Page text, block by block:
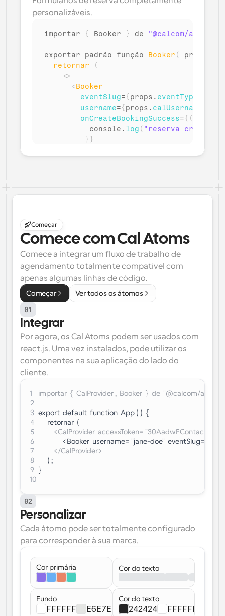
personalizáveis.
importar { Booker } de "@calcom/atoms"
exportar padrão função Booker ( props
retornar
(
<>
<Booker
eventSlug={ props . eventTypeSlug
username={ props . calUsername
onCreateBookingSuccess={ (
console . log ( "reserva criada
} }
Começar
Comece com Cal Atoms
Comece a integrar um fluxo de trabalho de
agendamento totalmente compatível com
apenas algumas linhas de código.
Começar Ver todos os átomos
01
Integrar
Por agora, os Cal Atoms podem ser usados com
react.js. Uma vez instalados, pode utilizar os
componentes na sua aplicação do lado do
cliente.
1
importar  {  CalProvider ,  Booker  }  de  "@calcom/atoms"
2
3 export  default  function  App ( )  {
4
      retornar  (
5
<CalProvider  accessToken=
6
<Booker  username= "jane-doe"  eventSlug=
7
          </CalProvider>
8
      ) ;
9 }
10
02
Personalizar
Cada átomo pode ser totalmente configurado
para corresponder à sua marca.
Cor primária Cor do texto
Fundo
FFFFFF E6E7E4
Cor do texto
242424 FFFFFF